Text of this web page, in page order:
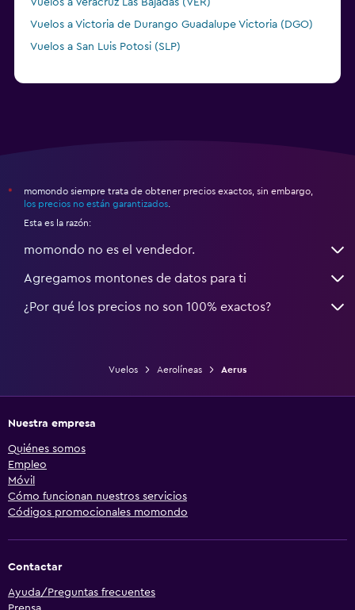
Vuelos a Veracruz Las Bajadas (VER)
Vuelos a Victoria de Durango Guadalupe Victoria (DGO)
Vuelos a San Luis Potosi (SLP)
*
momondo siempre trata de obtener precios exactos, sin embargo,
los precios no están garantizados
Esta es la razón:
momondo no es el vendedor.
Agregamos montones de datos para ti
¿Por qué los precios no son 100% exactos?
Vuelos Aerolíneas Aerus
Nuestra empresa
Quiénes somos
Empleo
Móvil
Cómo funcionan nuestros servicios
Códigos promocionales momondo
Contactar
Ayuda/Preguntas frecuentes